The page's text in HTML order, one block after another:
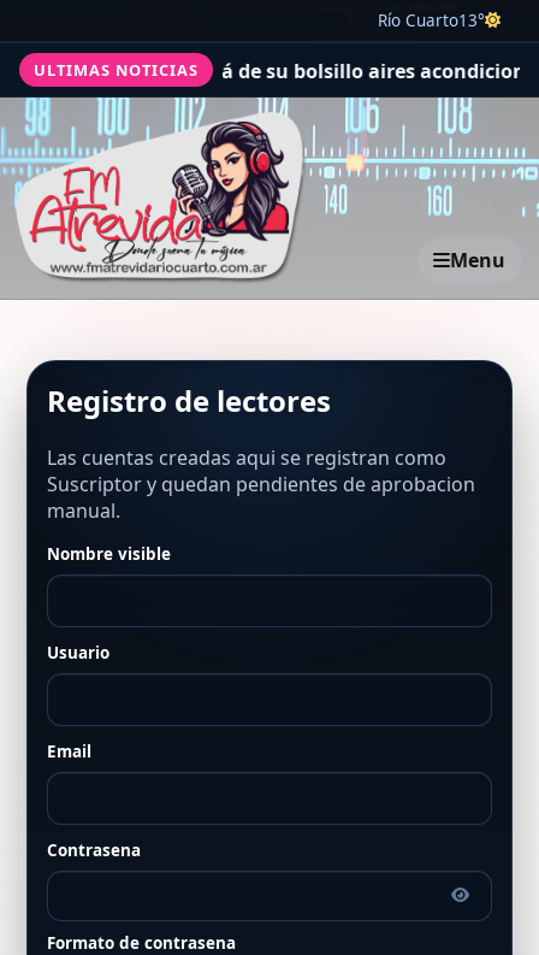
Río Cuarto13°
ULTIMAS NOTICIAS
de Texas pagará de su bolsillo aires
Menu
Registro de lectores
Las cuentas creadas aqui se registran como
Suscriptor y quedan pendientes de aprobacion
manual.
Nombre visible
Usuario
Email
Contrasena
Formato de contrasena